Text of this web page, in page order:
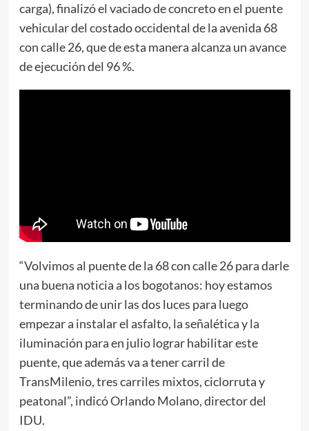
carga), finalizó el vaciado de concreto en el puente
vehicular del costado occidental de la avenida 68
con calle 26, que de esta manera alcanza un avance
de ejecución del 96 %.
“Volvimos al puente de la 68 con calle 26 para darle
una buena noticia a los bogotanos: hoy estamos
terminando de unir las dos luces para luego
empezar a instalar el asfalto, la señalética y la
iluminación para en julio lograr habilitar este
puente, que además va a tener carril de
TransMilenio, tres carriles mixtos, ciclorruta y
peatonal”, indicó Orlando Molano, director del
IDU.